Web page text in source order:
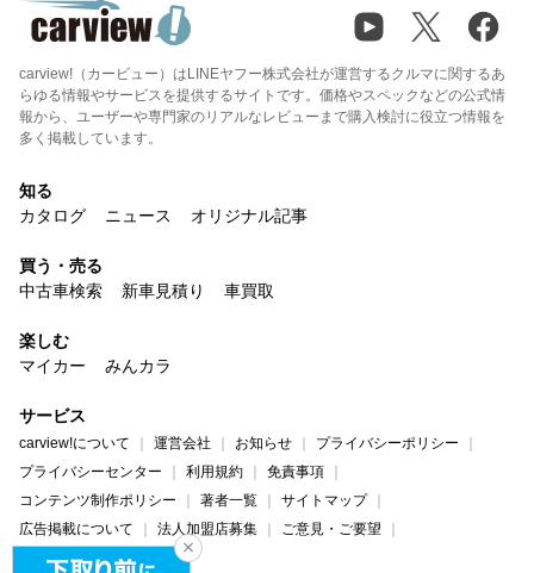
carview!（カービュー）はLINEヤフー株式会社が運営するクルマに関するあ
らゆる情報やサービスを提供するサイトです。価格やスペックなどの公式情
報から、ユーザーや専門家のリアルなレビューまで購入検討に役立つ情報を
多く掲載しています。
知る
カタログ
ニュース オリジナル記事
買う・売る
中古車検索
新車見積り 車買取
楽しむ
マイカー
みんカラ
サービス
carview!について 運営会社 お知らせ
プライバシーポリシー
プライバシーセンター
利用規約
免責事項
コンテンツ制作ポリシー
著者一覧
サイトマップ
広告掲載について
法人加盟店募集
ご意見・ご要望
ヘルプ・お問い合わせ